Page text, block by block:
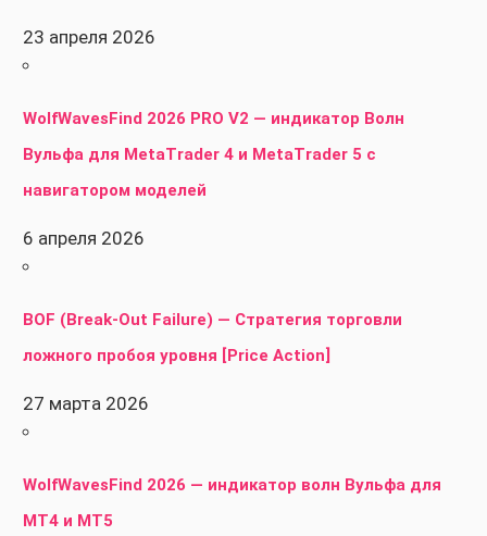
23 апреля 2026
WolfWavesFind 2026 PRO V2 — индикатор Волн
Вульфа для MetaTrader 4 и MetaTrader 5 с
навигатором моделей
6 апреля 2026
BOF (Break-Out Failure) — Стратегия торговли
ложного пробоя уровня [Price Action]
27 марта 2026
WolfWavesFind 2026 — индикатор волн Вульфа для
MT4 и MT5